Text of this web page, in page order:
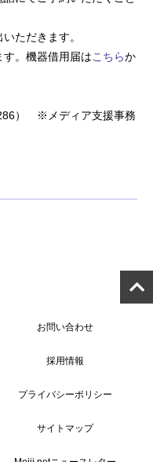
ただきます。
。機器借用届はこちらか
） ※メディア支援事務
お問い合わせ
採用情報
プライバシーポリシー
サイトマップ